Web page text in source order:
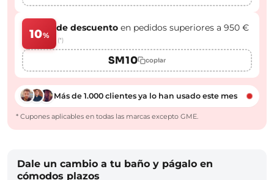
10%
de descuento en pedidos superiores a 950 €
(*)
SM10 copiar
Más de 1.000 clientes ya lo han usado este mes
* Cupones aplicables en todas las marcas excepto GME.
Dale un cambio a tu baño y págalo en
cómodos plazos